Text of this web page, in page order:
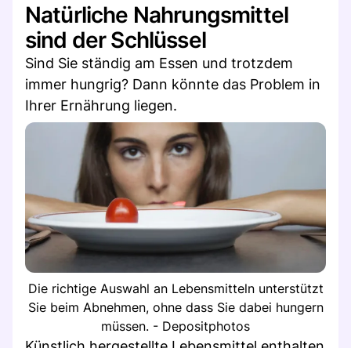
Natürliche Nahrungsmittel
sind der Schlüssel
Sind Sie ständig am Essen und trotzdem
immer hungrig? Dann könnte das Problem in
Ihrer Ernährung liegen.
Die richtige Auswahl an Lebensmitteln unterstützt
Sie beim Abnehmen, ohne dass Sie dabei hungern
müssen. - Depositphotos